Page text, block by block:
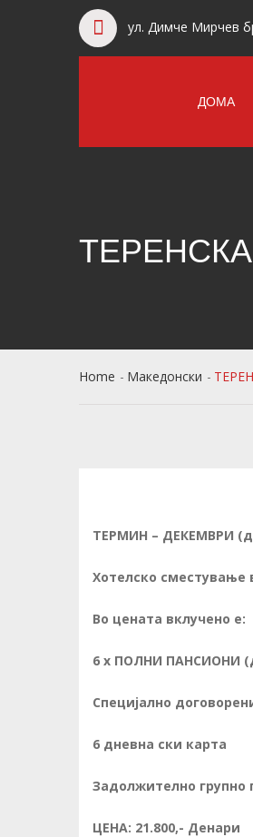
ул. Димче Мирчев
ДОМА
Home Македонски
ТЕРМИН – ДЕКЕМВРИ
Хотелско сместување
Во цената вклучено е:
6 х ПОЛНИ ПАНСИОНИ
Специјално
6 дневна ски карта
Задолжително групно
ЦЕНА: 21.800,- Денари